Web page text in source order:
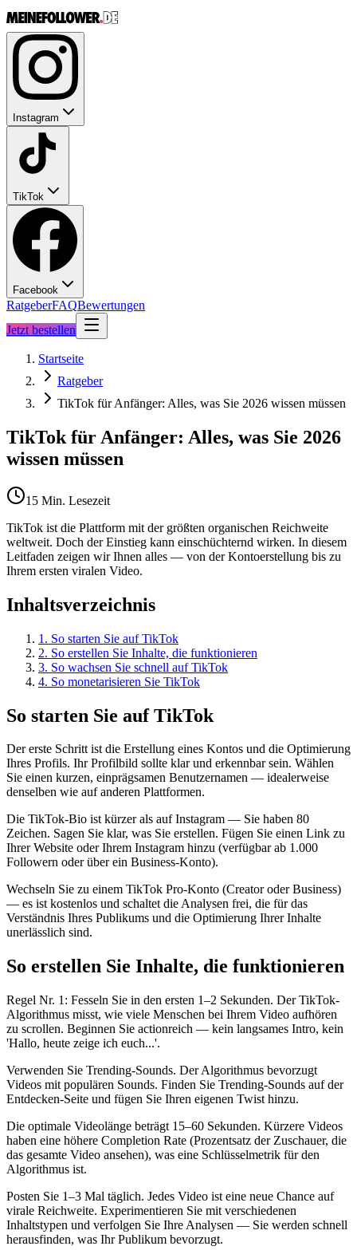
Instagram
TikTok
Facebook
RatgeberFAQBewertungen
Jetzt bestellen
Startseite
Ratgeber
TikTok für Anfänger: Alles, was Sie 2026 wissen müssen
TikTok für Anfänger: Alles, was Sie 2026
wissen müssen
15 Min. Lesezeit
TikTok ist die Plattform mit der größten organischen Reichweite
weltweit. Doch der Einstieg kann einschüchternd wirken. In diesem
Leitfaden zeigen wir Ihnen alles — von der Kontoerstellung bis zu
Ihrem ersten viralen Video.
Inhaltsverzeichnis
1 . So starten Sie auf TikTok
2. So erstellen Sie Inhalte, die funktionieren
3. So wachsen Sie schnell auf TikTok
4. So monetarisieren Sie TikTok
So starten Sie auf TikTok
Der erste Schritt ist die Erstellung eines Kontos und die Optimierung
Ihres Profils. Ihr Profilbild sollte klar und erkennbar sein. Wählen
Sie einen kurzen, einprägsamen Benutzernamen — idealerweise
denselben wie auf anderen Plattformen.
Die TikTok-Bio ist kürzer als auf Instagram — Sie haben 80
Zeichen. Sagen Sie klar, was Sie erstellen. Fügen Sie einen Link zu
Ihrer Website oder Ihrem Instagram hinzu (verfügbar ab 1.000
Followern oder über ein Business-Konto).
Wechseln Sie zu einem TikTok Pro-Konto (Creator oder Business)
— es ist kostenlos und schaltet die Analysen frei, die für das
Verständnis Ihres Publikums und die Optimierung Ihrer Inhalte
unerlässlich sind.
So erstellen Sie Inhalte, die funktionieren
Regel Nr. 1: Fesseln Sie in den ersten 1–2 Sekunden. Der TikTok-
Algorithmus misst, wie viele Menschen bei Ihrem Video aufhören
zu scrollen. Beginnen Sie actionreich — kein langsames Intro, kein
'Hallo, heute zeige ich euch...'.
Verwenden Sie Trending-Sounds. Der Algorithmus bevorzugt
Videos mit populären Sounds. Finden Sie Trending-Sounds auf der
Entdecken-Seite und fügen Sie Ihren eigenen Twist hinzu.
Die optimale Videolänge beträgt 15–60 Sekunden. Kürzere Videos
haben eine höhere Completion Rate (Prozentsatz der Zuschauer, die
das gesamte Video ansehen), was eine Schlüsselmetrik für den
Algorithmus ist.
Posten Sie 1–3 Mal täglich. Jedes Video ist eine neue Chance auf
virale Reichweite. Experimentieren Sie mit verschiedenen
Inhaltstypen und verfolgen Sie Ihre Analysen — Sie werden schnell
herausfinden, was Ihr Publikum bevorzugt.